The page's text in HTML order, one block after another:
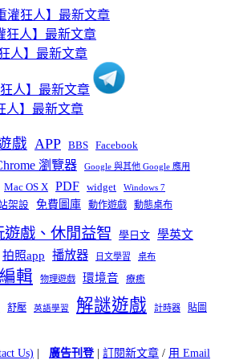
戲 APP BBS Facebook
瀏覽器 Google 與其他 Google 應用
Mac OS X PDF widget Windows 7
架設 免費圖庫 動作遊戲 動態桌布
遊戲、休閒益智 學日文 學英文
拍照app 播放器 日文學習 桌布
輯 物理遊戲 環境音 療癒
舒壓 英語學習 解謎遊戲 計時器
貼圖
Us) | 廣告刊登| 訂閱新文章 / 用 Email